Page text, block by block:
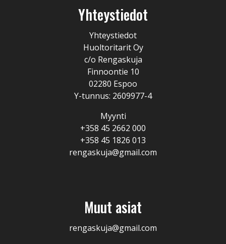
Yhteystiedot
Yhteystiedot
Huoltoritarit Oy
c/o Rengaskuja
Finnoontie 10
02280 Espoo
Y-tunnus: 2609977-4
Myynti
+358 45 2662 000
+358 45 1826 013
rengaskuja@gmail.com
Muut asiat
rengaskuja@gmail.com